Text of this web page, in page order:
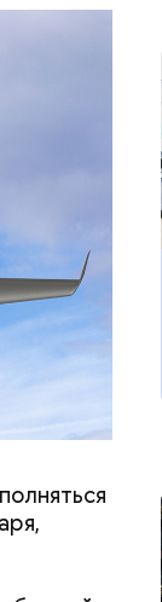
часть
13
при
клиентов